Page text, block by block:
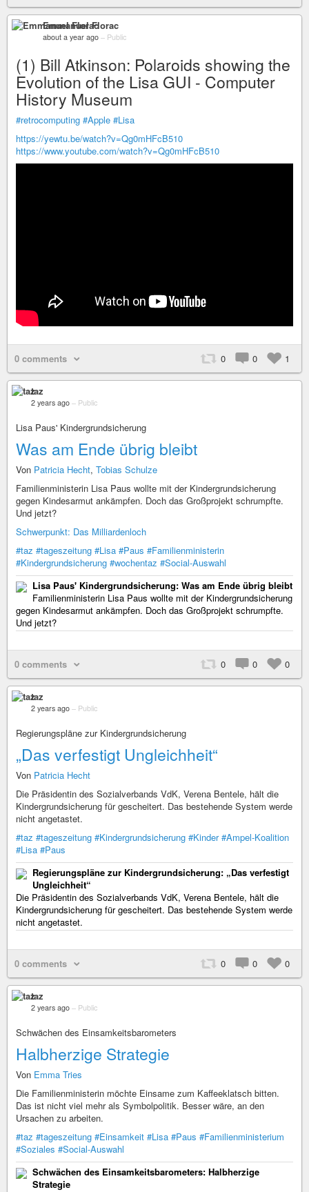
Emmanuel Florac
about a year ago – Public
(1) Bill Atkinson: Polaroids showing the
Evolution of the Lisa GUI - Computer
History Museum
#retrocomputing #Apple #Lisa
https://yewtu.be/watch?v=Qg0mHFcB510
https://www.youtube.com/watch?v=Qg0mHFcB510
0 comments 0 0 1
taz
2 years ago – Public
Lisa Paus' Kindergrundsicherung
Was am Ende übrig bleibt
Von Patricia Hecht, Tobias Schulze
Familienministerin Lisa Paus wollte mit der Kindergrundsicherung
gegen Kindesarmut ankämpfen. Doch das Großprojekt schrumpfte.
Und jetzt?
Schwerpunkt: Das Milliardenloch
#taz #tageszeitung #Lisa #Paus #Familienministerin
#Kindergrundsicherung #wochentaz #Social-Auswahl
Lisa Paus' Kindergrundsicherung: Was am Ende übrig bleibt
Familienministerin Lisa Paus wollte mit der Kindergrundsicherung
gegen Kindesarmut ankämpfen. Doch das Großprojekt schrumpfte.
Und jetzt?
0 comments 0 0 0
taz
2 years ago – Public
Regierungspläne zur Kindergrundsicherung
„Das verfestigt Ungleichheit“
Von Patricia Hecht
Die Präsidentin des Sozialverbands VdK, Verena Bentele, hält die
Kindergrundsicherung für gescheitert. Das bestehende System werde
nicht angetastet.
#taz #tageszeitung #Kindergrundsicherung #Kinder #Ampel-Koalition
#Lisa #Paus
Regierungspläne zur Kindergrundsicherung: „Das verfestigt
Ungleichheit“
Die Präsidentin des Sozialverbands VdK, Verena Bentele, hält die
Kindergrundsicherung für gescheitert. Das bestehende System werde
nicht angetastet.
0 comments 0 0 0
taz
2 years ago – Public
Schwächen des Einsamkeitsbarometers
Halbherzige Strategie
Von Emma Tries
Die Familienministerin möchte Einsame zum Kaffeeklatsch bitten.
Das ist nicht viel mehr als Symbolpolitik. Besser wäre, an den
Ursachen zu arbeiten.
#taz #tageszeitung #Einsamkeit #Lisa #Paus #Familienministerium
#Soziales #Social-Auswahl
Schwächen des Einsamkeitsbarometers: Halbherzige
Strategie